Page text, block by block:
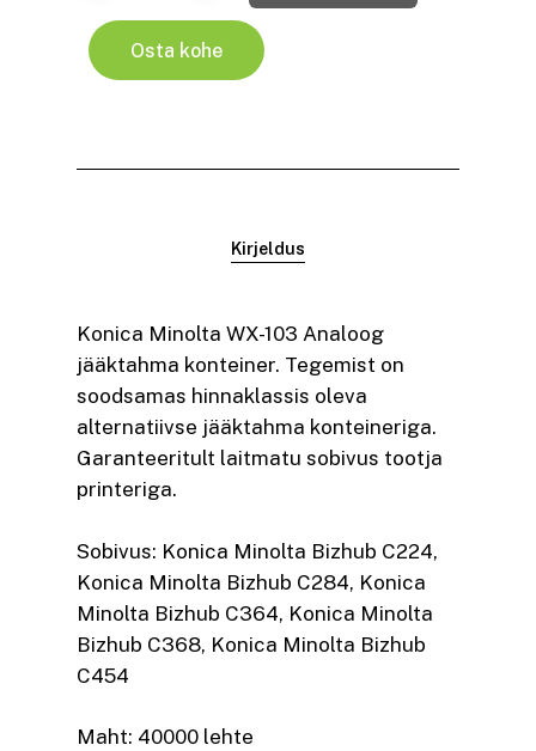
Osta kohe
Kirjeldus
Konica Minolta WX-103 Analoog
jääktahma konteiner. Tegemist on
soodsamas hinnaklassis oleva
alternatiivse jääktahma konteineriga.
Garanteeritult laitmatu sobivus tootja
printeriga.
Sobivus: Konica Minolta Bizhub C224,
Konica Minolta Bizhub C284, Konica
Minolta Bizhub C364, Konica Minolta
Bizhub C368, Konica Minolta Bizhub
C454
Maht: 40000 lehte